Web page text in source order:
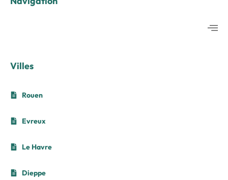
Villes
Rouen
Evreux
Le Havre
Dieppe